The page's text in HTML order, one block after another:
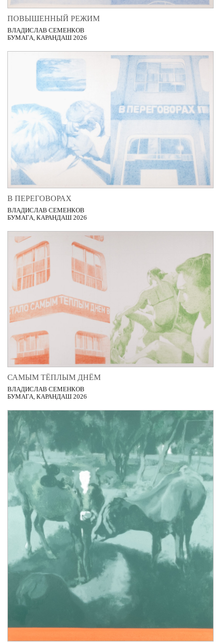
ПОВЫШЕННЫЙ РЕЖИМ
ВЛАДИСЛАВ СЕМЕНКОВ
БУМАГА, КАРАНДАШ 2026
В ПЕРЕГОВОРАХ
ВЛАДИСЛАВ СЕМЕНКОВ
БУМАГА, КАРАНДАШ 2026
САМЫМ ТЁПЛЫМ ДНЁМ
ВЛАДИСЛАВ СЕМЕНКОВ
БУМАГА, КАРАНДАШ 2026